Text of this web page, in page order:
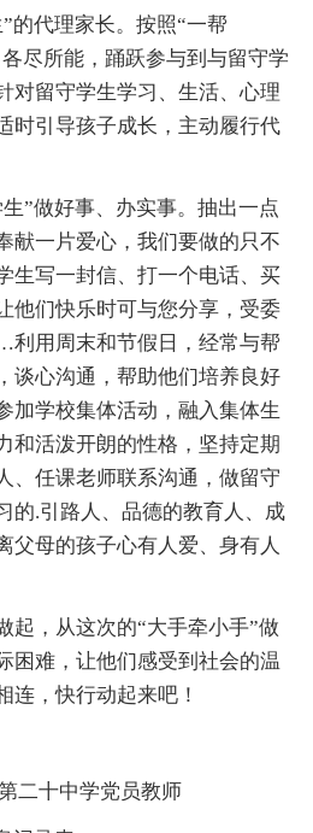
代理家长。按照“一帮
尽所能，踊跃参与到与留守学
对留守学生学习、生活、心理
时引导孩子成长，主动履行代
做好事、办实事。抽出一点
献一片爱心，我们要做的只不
生写一封信、打一个电话、买
他们快乐时可与您分享，受委
用周末和节假日，经常与帮
谈心沟通，帮助他们培养良好
加学校集体活动，融入集体生
和活泼开朗的性格，坚持定期
、任课老师联系沟通，做留守
的.引路人、品德的教育人、成
父母的孩子心有人爱、身有人
，从这次的“大手牵小手”做
困难，让他们感受到社会的温
连，快行动起来吧！
十中学党员教师